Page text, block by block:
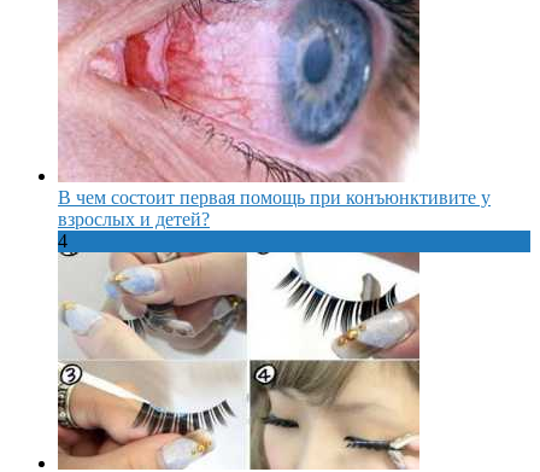
В чем состоит первая помощь при конъюнктивите у
взрослых и детей?
4